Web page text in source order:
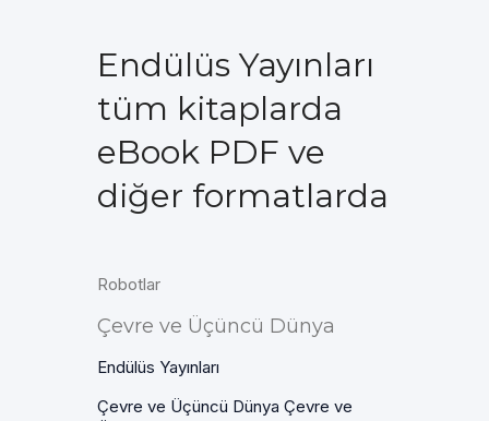
Endülüs Yayınları
tüm kitaplarda
eBook PDF ve
diğer formatlarda
Robotlar
Çevre ve Üçüncü Dünya
Endülüs Yayınları
Çevre ve Üçüncü Dünya Çevre ve